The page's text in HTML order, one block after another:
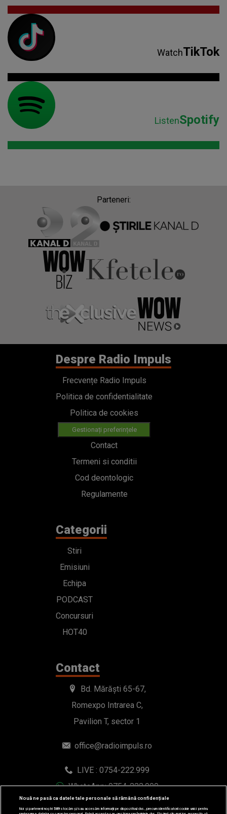
WatchTikTok
ListenSpotify
Parteneri:
Despre Radio Impuls
Frecvențe Radio Impuls
Politica de confidentialitate
Politica de cookies
Gestionați preferințele
Contact
Termeni si conditii
Cod deontologic
Regulamente
Categorii
Stiri
Emisiuni
Echipa
PODCAST
Concursuri
HOT40
Contact
Bd. Mărăști 65-67,
Romexpo Intrarea C,
Pavilion T, sector 1
office@radioimpuls.ro
LIVE : 0754-222.999
WhatsApp: 0754-222.999
Nouă ne pasă ca datele tale personale să rămână confidențiale
Noi și partenerii noștri589stocăm și/sau accesăm informații pe dispozitivul dvs., precum identificatorii cookie unici pentru